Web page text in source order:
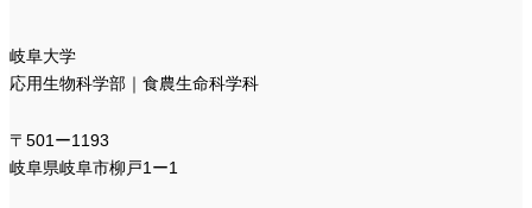
岐阜大学
応用生物科学部｜食農生命科学科
〒501ー1193
岐阜県岐阜市柳戸1ー1